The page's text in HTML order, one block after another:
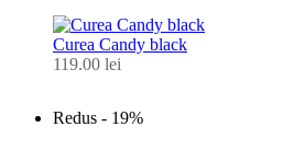
Curea Candy black
119.00 lei
Redus - 19%